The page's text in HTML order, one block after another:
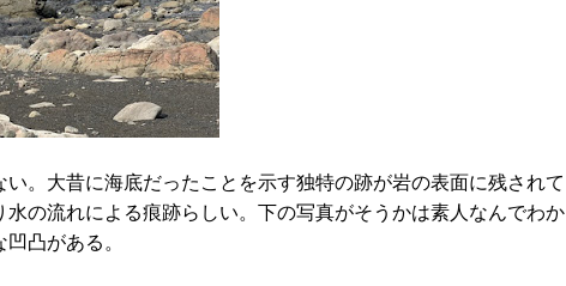
。大昔に海底だったことを示す独特の跡が岩の表面に残されて
の流れによる痕跡らしい。下の写真がそうかは素人なんでわか
凸がある。